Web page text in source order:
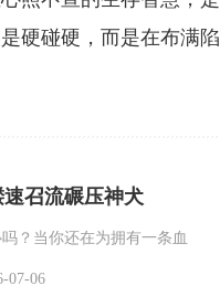
硬碰硬，而是在布满
召流碾压神犬
？当你还在为拥有一条血
07-06